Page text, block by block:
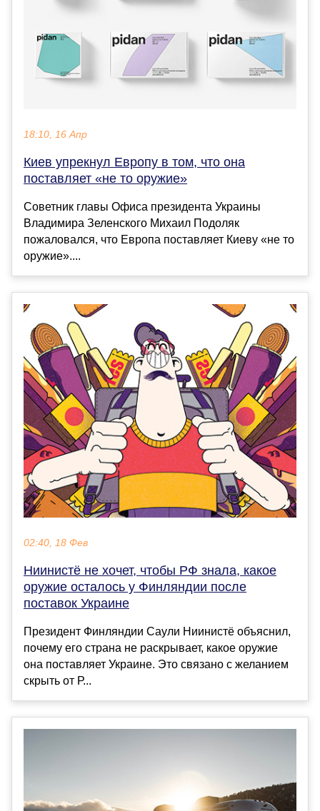
18:10, 16 Апр
Киев упрекнул Европу в том, что она
поставляет «не то оружие»
Советник главы Офиса президента Украины
Владимира Зеленского Михаил Подоляк
пожаловался, что Европа поставляет Киеву «не то
оружие»....
02:40, 18 Фев
Ниинистё не хочет, чтобы РФ знала, какое
оружие осталось у Финляндии после
поставок Украине
Президент Финляндии Саули Ниинистё объяснил,
почему его страна не раскрывает, какое оружие
она поставляет Украине. Это связано с желанием
скрыть от Р...